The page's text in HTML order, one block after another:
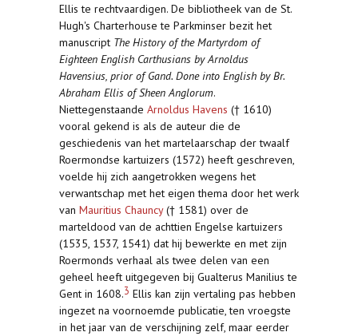
Ellis te rechtvaardigen. De bibliotheek van de St.
Hugh's Charterhouse te Parkminser bezit het
manuscript The History of the Martyrdom of
Eighteen English Carthusians by Arnoldus
Havensius, prior of Gand. Done into English by Br.
Abraham Ellis of Sheen Anglorum.
Niettegenstaande Arnoldus Havens († 1610)
vooral gekend is als de auteur die de
geschiedenis van het martelaarschap der twaalf
Roermondse kartuizers (1572) heeft geschreven,
voelde hij zich aangetrokken wegens het
verwantschap met het eigen thema door het werk
van Mauritius Chauncy(† 1581) over de
marteldood van de achttien Engelse kartuizers
(1535, 1537, 1541) dat hij bewerkte en met zijn
Roermonds verhaal als twee delen van een
geheel heeft uitgegeven bij Gualterus Manilius te
Gent in 1608.3 Ellis kan zijn vertaling pas hebben
ingezet na voornoemde publicatie, ten vroegste
in het jaar van de verschijning zelf, maar eerder